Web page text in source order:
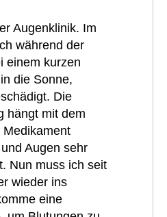
Augenklinik. Im
während der
einem kurzen
die Sonne,
Die
hängt mit dem
Augen sehr
Nun muss ich seit
wieder ins
eine